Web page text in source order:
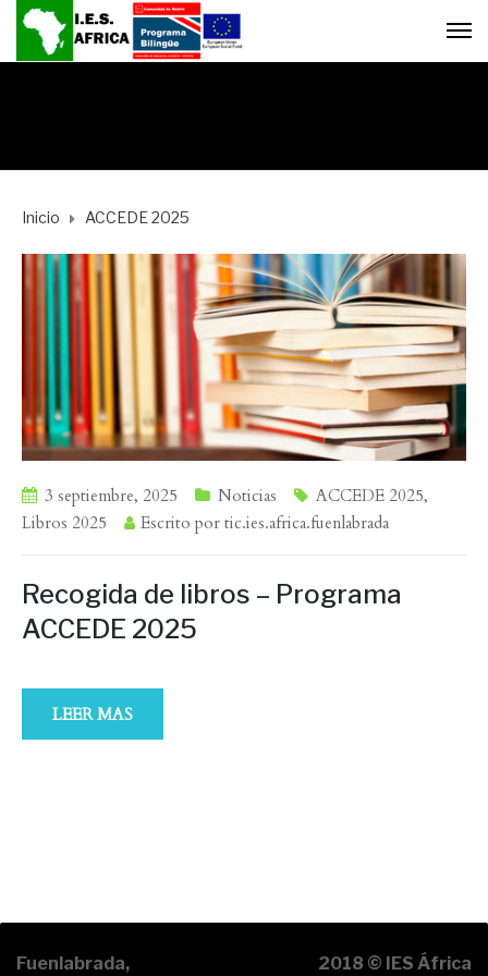
Inicio ACCEDE 2025
3 septiembre, 2025 Noticias ACCEDE 2025,
Libros 2025
Escrito por tic.ies.africa.fuenlabrada
Recogida de libros – Programa
ACCEDE 2025
LEER MAS
Fuenlabrada, 2018 © IES África